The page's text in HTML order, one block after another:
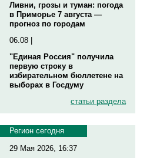
Ливни, грозы и туман: погода
в Приморье 7 августа —
прогноз по городам
06.08 |
"Единая Россия" получила
первую строку в
избирательном бюллетене на
выборах в Госдуму
статьи раздела
Регион сегодня
29 Мая 2026, 16:37